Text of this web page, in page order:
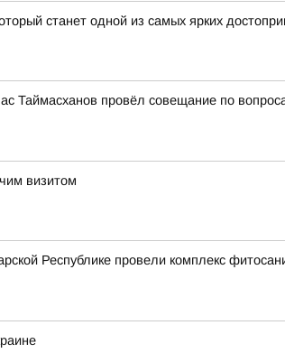
станет одной из самых ярких
Таймасханов провёл совещание по
визитом
Республике провели комплекс